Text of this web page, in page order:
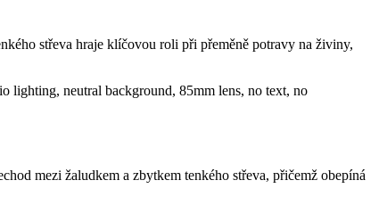
střeva hraje klíčovou roli při přeměně potravy na živiny,
mezi žaludkem a zbytkem tenkého střeva, přičemž obepíná